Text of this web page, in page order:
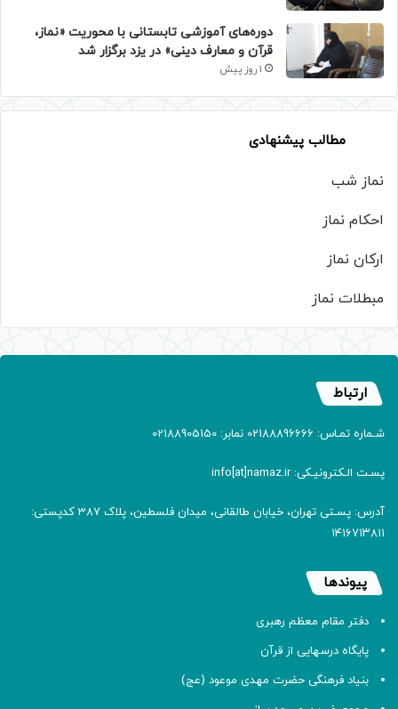
دوره‌های آموزشی تابستانی با محوریت «نماز،
قرآن و معارف دینی» در یزد برگزار شد
1 روز پیش
مطالب پیشنهادی
نماز شب
احکام نماز
ارکان نماز
مبطلات نماز
ارتباط
شـماره تمـاس: 02188896666 نمابر: 02188905150
پسـت الـکترونیـکی: info[at]namaz.ir
آدرس: پسـتی تهران، خیابان طالقانی، میدان فلسطین، پلاک 387 کدپستی:
۱۴۱۶۷۱۳۸۱۱
پیوندها
دفتر مقام معظم رهبری
پایگاه درسهایی از قرآن
بنیاد فرهنگی حضرت مهدی موعود (عج)